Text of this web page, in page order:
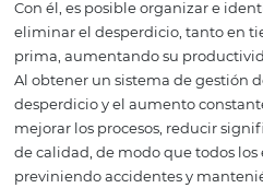
¿Cómo
gestión
tiempos de
La buena administración en